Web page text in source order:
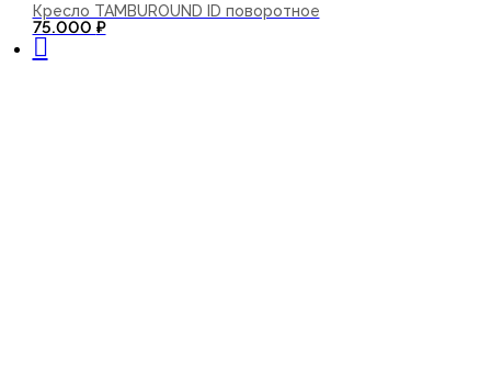
Кресло TAMBUROUND ID поворотное
75.000 ₽